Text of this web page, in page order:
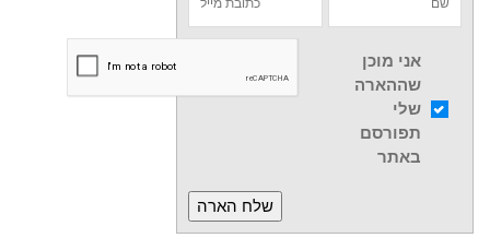
אני מוכן
שההארה
שלי
תפורסם
באתר